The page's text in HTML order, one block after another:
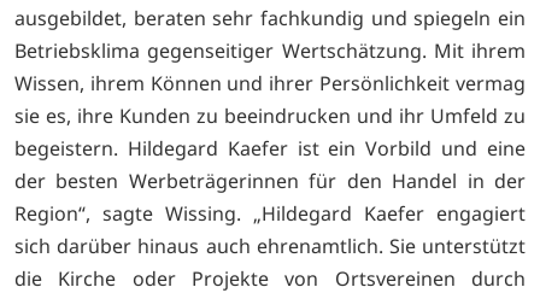
ausgebildet, beraten sehr fachkundig und spiegeln ein
Betriebsklima gegenseitiger Wertschätzung. Mit ihrem
Wissen, ihrem Können und ihrer Persönlichkeit vermag
sie es, ihre Kunden zu beeindrucken und ihr Umfeld zu
begeistern. Hildegard Kaefer ist ein Vorbild und eine
der besten Werbeträgerinnen für den Handel in der
Region“, sagte Wissing. „Hildegard Kaefer engagiert
sich darüber hinaus auch ehrenamtlich. Sie unterstützt
die Kirche oder Projekte von Ortsvereinen durch